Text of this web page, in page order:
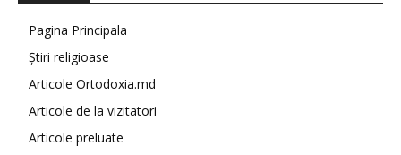
Pagina Principala
Știri religioase
Articole Ortodoxia.md
Articole de la vizitatori
Articole preluate